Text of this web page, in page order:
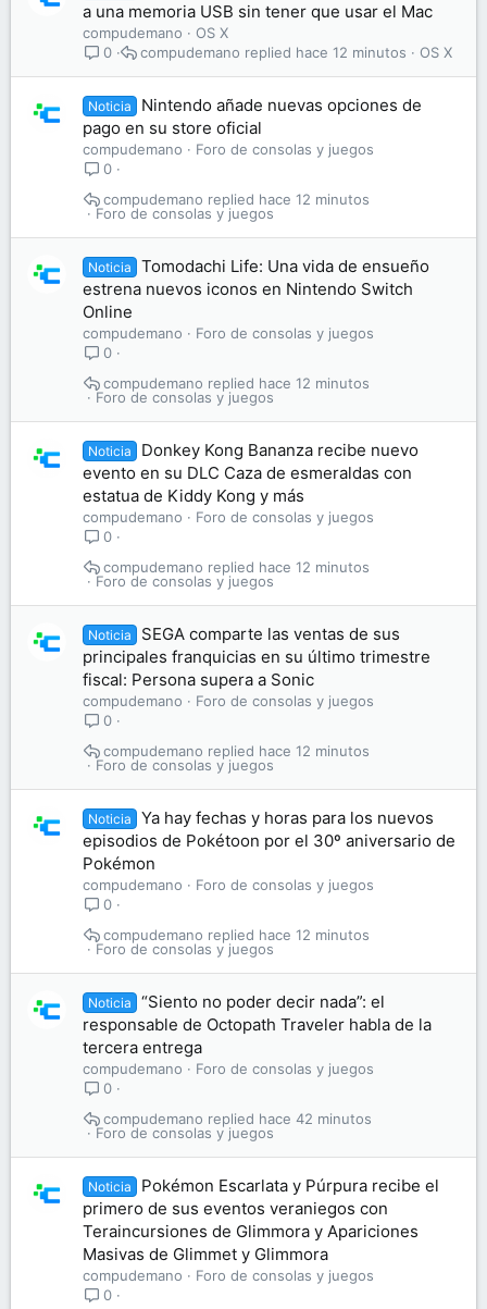
a una memoria USB sin tener que usar el Mac
compudemano
OS X
0
OS X
hace 12 minutos
compudemano
Noticia
Nintendo añade nuevas opciones de
pago en su store oficial
compudemano
Foro de consolas y juegos
0
Foro de consolas y juegos
hace 12 minutos
compudemano
Noticia
Tomodachi Life: Una vida de ensueño
estrena nuevos iconos en Nintendo Switch
Online
compudemano
Foro de consolas y juegos
0
Foro de consolas y juegos
hace 12 minutos
compudemano
Noticia
Donkey Kong Bananza recibe nuevo
evento en su DLC Caza de esmeraldas con
estatua de Kiddy Kong y más
compudemano
Foro de consolas y juegos
0
Foro de consolas y juegos
hace 12 minutos
compudemano
Noticia
SEGA comparte las ventas de sus
principales franquicias en su último trimestre
fiscal: Persona supera a Sonic
compudemano
Foro de consolas y juegos
0
Foro de consolas y juegos
hace 12 minutos
compudemano
Noticia
Ya hay fechas y horas para los nuevos
episodios de Pokétoon por el 30º aniversario de
Pokémon
compudemano
Foro de consolas y juegos
0
Foro de consolas y juegos
hace 12 minutos
compudemano
Noticia
“Siento no poder decir nada”: el
responsable de Octopath Traveler habla de la
tercera entrega
compudemano
Foro de consolas y juegos
0
Foro de consolas y juegos
hace 42 minutos
compudemano
Noticia
Pokémon Escarlata y Púrpura recibe el
primero de sus eventos veraniegos con
Teraincursiones de Glimmora y Apariciones
Masivas de Glimmet y Glimmora
compudemano
Foro de consolas y juegos
0